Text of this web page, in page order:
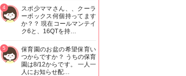
スポ少ママさん、、クーラ
ーボックス何個持ってます
か？？ 現在コールマンテイ
ク6と、16QTを持…
4
保育園のお盆の希望保育い
つからですか？ うちの保育
園は8/12からです。 一人一
人にお知らせ配…
5